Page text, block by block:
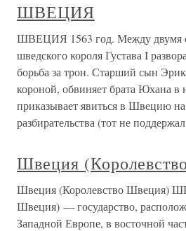
ШВЕЦИЯ
ШВЕЦИЯ 1563 год. Между двумя
шведского короля Густава I
борьба за трон. Старший сын
короной, обвиняет брата Юхана в
приказывает явиться в Швецию
разбирательства (тот не поддержал
Швеция
Швеция (Королевство Швеция)
Швеция) — государство,
Западной Европе, в восточной